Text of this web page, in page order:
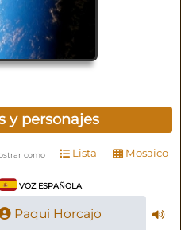
y personajes
como Lista Mosaico
VOZ ESPAÑOLA
Paqui Horcajo